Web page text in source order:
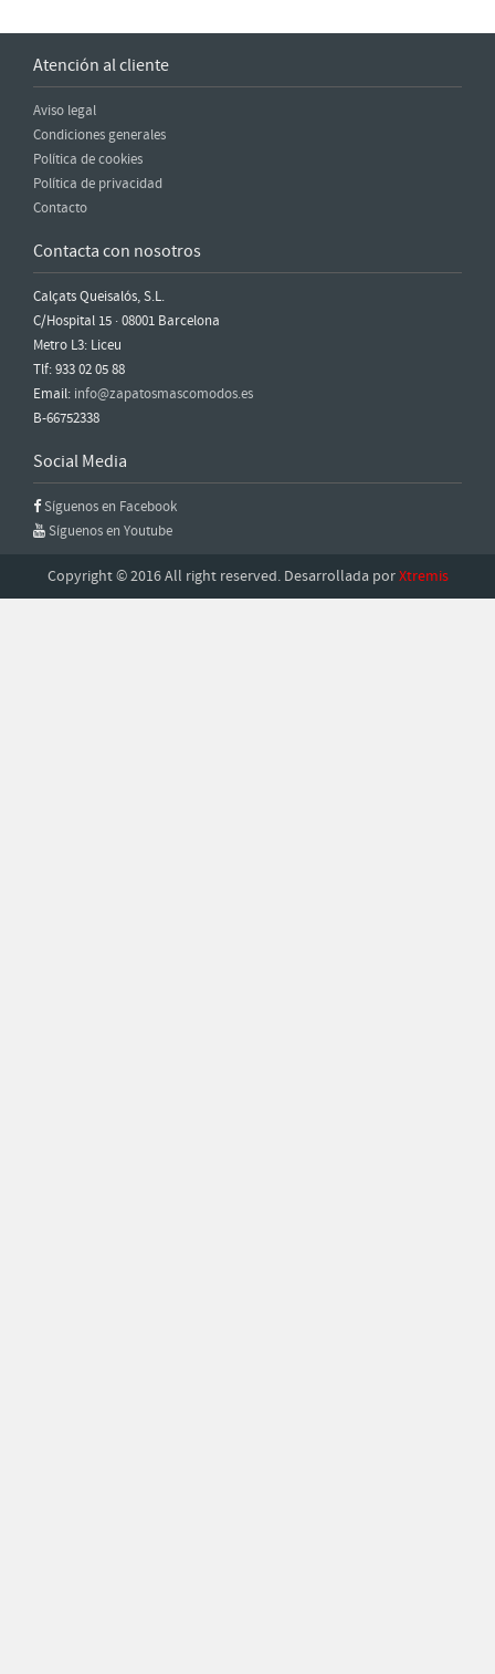
Atención al cliente
Aviso legal
Condiciones generales
Política de cookies
Política de privacidad
Contacto
Contacta con nosotros
Calçats Queisalós, S.L.
C/Hospital 15 · 08001 Barcelona
Metro L3: Liceu
Tlf: 933 02 05 88
Email: info@zapatosmascomodos.es
B-66752338
Social Media
Síguenos en Facebook
Síguenos en Youtube
Copyright © 2016 All right reserved. Desarrollada porXtremis